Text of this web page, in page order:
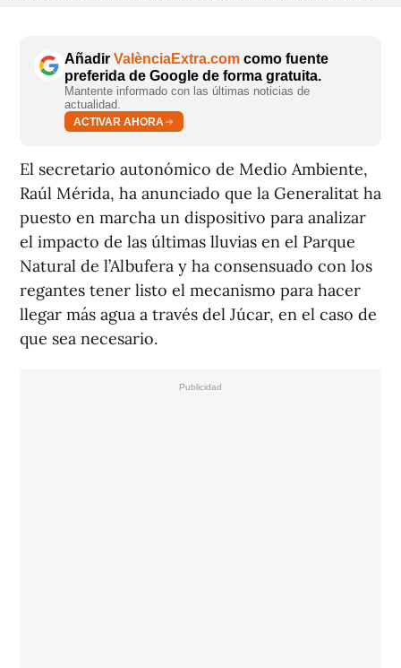
Añadir ValènciaExtra.com como fuente
preferida de Google de forma gratuita.
Mantente informado con las últimas noticias de
actualidad.
ACTIVAR AHORA
El secretario autonómico de Medio Ambiente,
Raúl Mérida, ha anunciado que la Generalitat ha
puesto en marcha un dispositivo para analizar
el impacto de las últimas lluvias en el Parque
Natural de l’Albufera y ha consensuado con los
regantes tener listo el mecanismo para hacer
llegar más agua a través del Júcar, en el caso de
que sea necesario.